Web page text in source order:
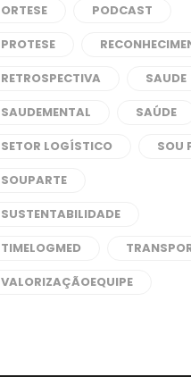
ORTESE
PODCAST
PROTESE
RETROSPECTIVA
SAUDE
SAUDEMENTAL
SAÚDE
SETOR LOGÍSTICO
SOU
SOUPARTE
SUSTENTABILIDADE
TIMELOGMED
VALORIZAÇÃOEQUIPE